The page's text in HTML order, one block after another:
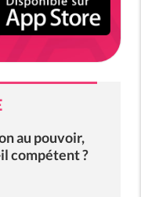
au pouvoir,
compétent ?